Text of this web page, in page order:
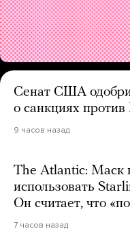
Сенат США
о санкциях против
9 часов назад
The Atlantic: Маск
использовать
Он считает, что
7 часов назад